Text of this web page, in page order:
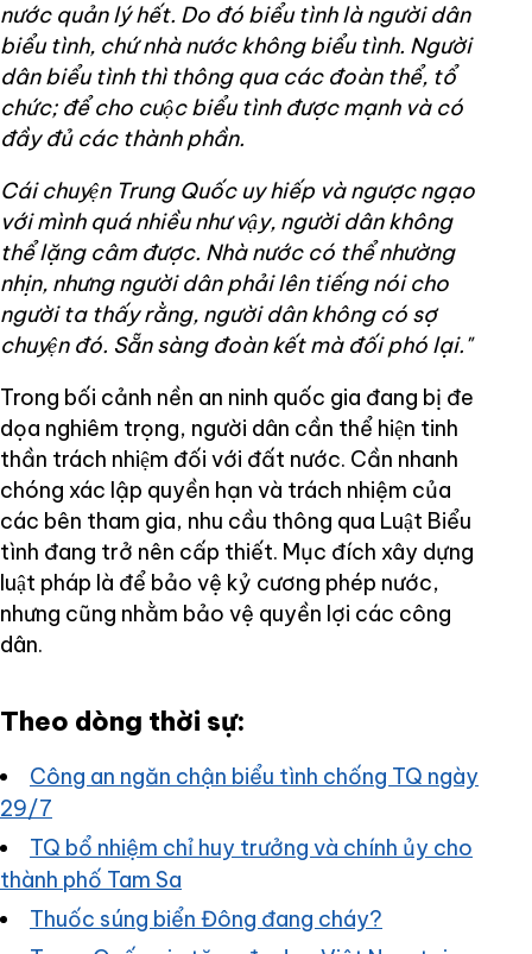
nước quản lý hết. Do đó biểu tình là người dân
biểu tình, chứ nhà nước không biểu tình. Người
dân biểu tình thì thông qua các đoàn thể, tổ
chức; để cho cuộc biểu tình được mạnh và có
đầy đủ các thành phần.
Cái chuyện Trung Quốc uy hiếp và ngược ngạo
với mình quá nhiều như vậy, người dân không
thể lặng câm được. Nhà nước có thể nhường
nhịn, nhưng người dân phải lên tiếng nói cho
người ta thấy rằng, người dân không có sợ
chuyện đó. Sẵn sàng đoàn kết mà đối phó lại."
Trong bối cảnh nền an ninh quốc gia đang bị đe
dọa nghiêm trọng, người dân cần thể hiện tinh
thần trách nhiệm đối với đất nước. Cần nhanh
chóng xác lập quyền hạn và trách nhiệm của
các bên tham gia, nhu cầu thông qua Luật Biểu
tình đang trở nên cấp thiết. Mục đích xây dựng
luật pháp là để bảo vệ kỷ cương phép nước,
nhưng cũng nhằm bảo vệ quyền lợi các công
dân.
Theo dòng thời sự:
Công an ngăn chận biểu tình chống TQ ngày
29/7
TQ bổ nhiệm chỉ huy trưởng và chính ủy cho
thành phố Tam Sa
Thuốc súng biển Đông đang cháy?